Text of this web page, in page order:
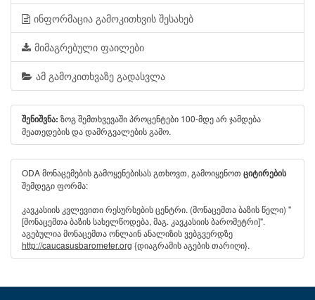
ინფორმაცია გამოკითხვის შესახებ
მიმაგრებული ფაილები
ამ გამოკითხვაზე გადასვლა
შენიშვნა: ზოგ შემთხვევაში პროცენტები 100-მდე არ ჯამდება
მეათედების და დამრგვალების გამო.
ODA მონაცემების გამოყენებისას გთხოვთ, გამოიყენოთ ციტირების
შემდეგი ფორმა:
კავკასიის კვლევითი რესურსების ცენტრი. (მონაცემთა ბაზის წელი) "
[მონაცემთა ბაზის სახელწოდება, მაგ. კავკასიის ბარომეტრი]".
აგებულია მონაცემთა ონლაინ ანალიზის ვებგვერდზე
http://caucasusbarometer.org {დიაგრამის აგების თარიღი}.